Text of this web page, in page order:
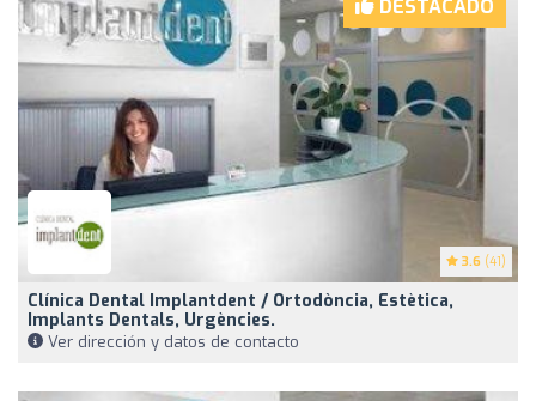
DESTACADO
3.6 (41)
Clínica Dental Implantdent / Ortodòncia, Estètica,
Implants Dentals, Urgències.
Ver dirección y datos de contacto